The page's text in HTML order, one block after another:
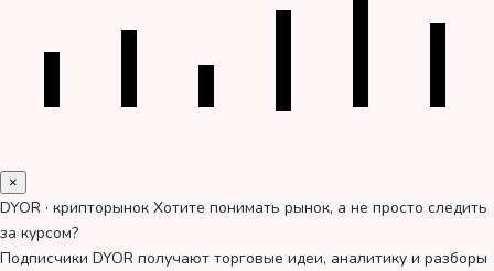
×
DYOR · крипторынок Хотите понимать рынок, а не просто следить
за курсом?
Подписчики DYOR получают торговые идеи, аналитику и разборы